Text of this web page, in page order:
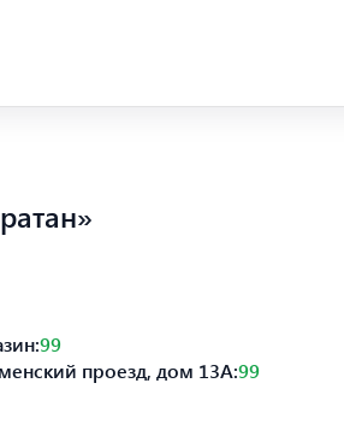
99
проезд, дом 13А:99